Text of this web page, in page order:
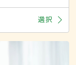
選択